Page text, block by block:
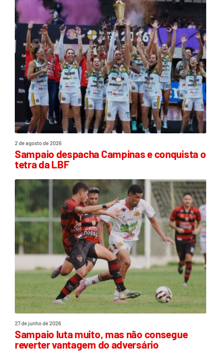
2 de agosto de 2026
Sampaio despacha Campinas e conquista o
tetra da LBF
27 de junho de 2026
Sampaio luta muito, mas não consegue
reverter vantagem do adversário